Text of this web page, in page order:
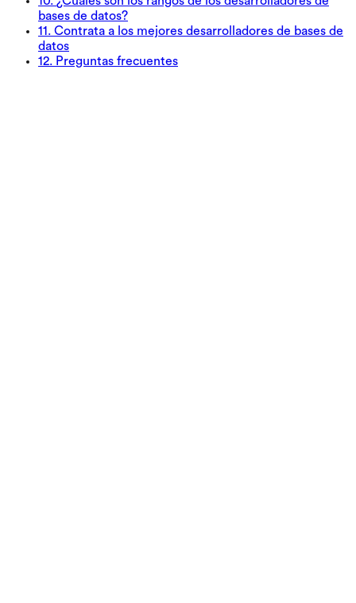
bases de datos?
11 . Contrata a los mejores desarrolladores de bases de
datos
12. Preguntas frecuentes